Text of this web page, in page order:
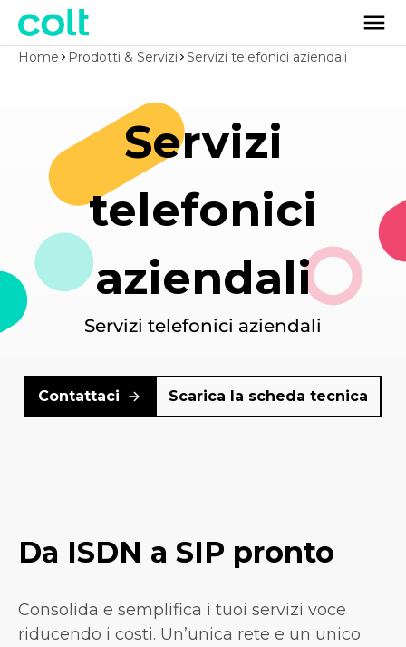
Home Prodotti & Servizi Servizi telefonici aziendali
Servizi
telefonici
aziendali
Servizi telefonici aziendali
Contattaci Scarica la scheda tecnica
Da ISDN a SIP pronto
Consolida e semplifica i tuoi servizi voce
riducendo i costi. Un’unica rete e un unico